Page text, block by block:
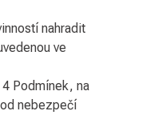
nahradit
ve
Podmínek, na
nebezpečí